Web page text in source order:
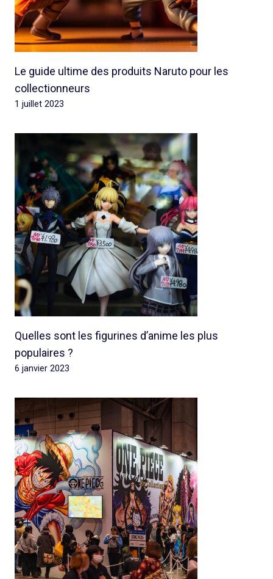
Le guide ultime des produits Naruto pour les
collectionneurs
1 juillet 2023
Quelles sont les figurines d’anime les plus
populaires ?
6 janvier 2023